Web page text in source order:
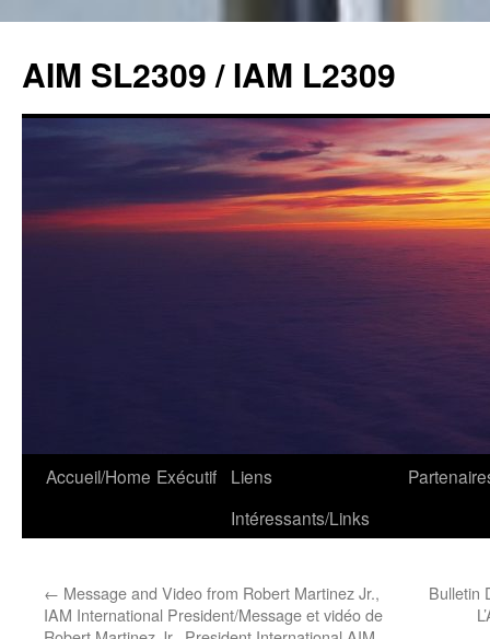
content
AIM SL2309 / IAM L2309
Accueil/Home Exécutif
Liens
Intéressants/Links
← Message and Video from Robert Martinez Jr.,
IAM International President/Message et vidéo de
Bulletin